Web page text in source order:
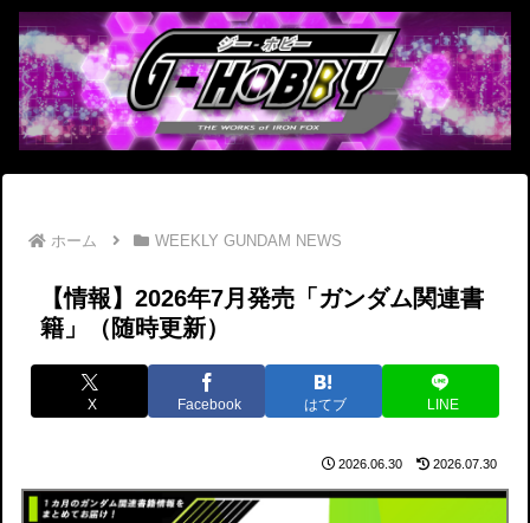
ホーム WEEKLY GUNDAM NEWS
【情報】2026年7月発売「ガンダム関連書
籍」（随時更新）
X Facebook はてブ LINE
2026.06.30 2026.07.30